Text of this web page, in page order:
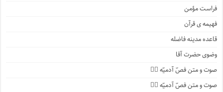
فراست مؤمن
فهیمه ی قرآن
قاعده مدینه فاضله
وضوی حضرت آقا
صوت و متن فصّ آدمیّه ۴️⃣
صوت و متن فصّ آدمیّه ۳️⃣